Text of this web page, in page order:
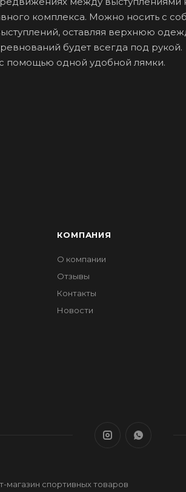
комплекса. Можно носить с
оставляя верхнюю
будет всегда под рукой.
помощью одной удобной лямки.
КОМПАНИЯ
О компании
Отзывы
Контакты
Новости
магазин спортивных товаров